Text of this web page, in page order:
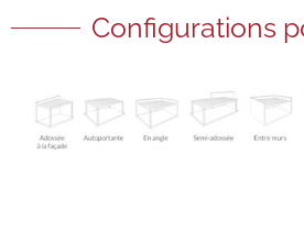
Configurations